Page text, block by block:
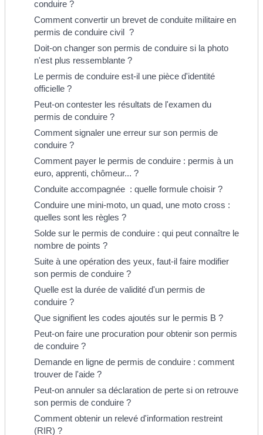
conduire ?
Comment convertir un brevet de conduite militaire en
permis de conduire civil ?
Doit-on changer son permis de conduire si la photo
n'est plus ressemblante ?
Le permis de conduire est-il une pièce d'identité
officielle ?
Peut-on contester les résultats de l'examen du
permis de conduire ?
Comment signaler une erreur sur son permis de
conduire ?
Comment payer le permis de conduire : permis à un
euro, apprenti, chômeur... ?
Conduite accompagnée : quelle formule choisir ?
Conduire une mini-moto, un quad, une moto cross :
quelles sont les règles ?
Solde sur le permis de conduire : qui peut connaître le
nombre de points ?
Suite à une opération des yeux, faut-il faire modifier
son permis de conduire ?
Quelle est la durée de validité d'un permis de
conduire ?
Que signifient les codes ajoutés sur le permis B ?
Peut-on faire une procuration pour obtenir son permis
de conduire ?
Demande en ligne de permis de conduire : comment
trouver de l'aide ?
Peut-on annuler sa déclaration de perte si on retrouve
son permis de conduire ?
Comment obtenir un relevé d'information restreint
(RIR) ?